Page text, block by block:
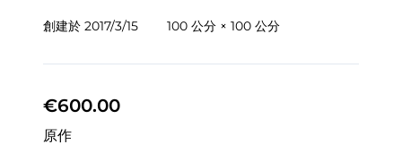
創建於 2017/3/15 100 公分 × 100 公分
€600.00
原作